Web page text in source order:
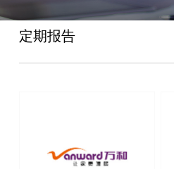
定期报告